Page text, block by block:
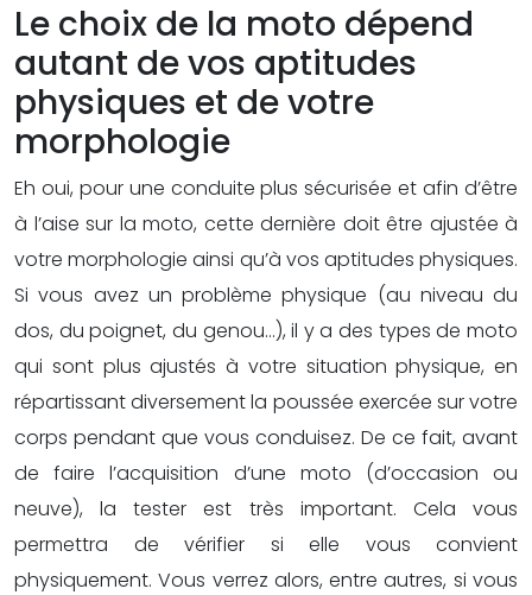
Le choix de la moto dépend
autant de vos aptitudes
physiques et de votre
morphologie
Eh oui, pour une conduite plus sécurisée et afin d’être
à l’aise sur la moto, cette dernière doit être ajustée à
votre morphologie ainsi qu’à vos aptitudes physiques.
Si vous avez un problème physique (au niveau du
dos, du poignet, du genou…), il y a des types de moto
qui sont plus ajustés à votre situation physique, en
répartissant diversement la poussée exercée sur votre
corps pendant que vous conduisez. De ce fait, avant
de faire l’acquisition d’une moto (d’occasion ou
neuve), la tester est très important. Cela vous
permettra de vérifier si elle vous convient
physiquement. Vous verrez alors, entre autres, si vous